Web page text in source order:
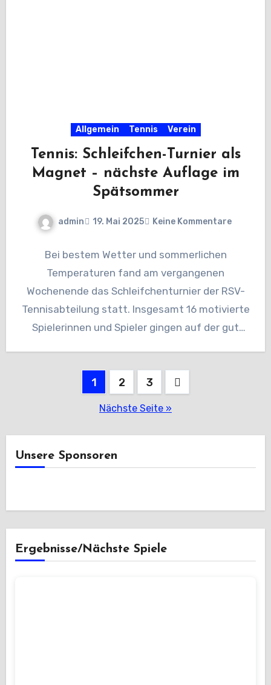
Allgemein Tennis Verein
Tennis: Schleifchen-Turnier als
Magnet – nächste Auflage im
Spätsommer
admin 19. Mai 2025 Keine Kommentare
Bei bestem Wetter und sommerlichen
Temperaturen fand am vergangenen
Wochenende das Schleifchenturnier der RSV-
Tennisabteilung statt. Insgesamt 16 motivierte
Spielerinnen und Spieler gingen auf der gut
Seitennummerierung
Beiträge
1 2 3
Nächste Seite »
Unsere Sponsoren
Ergebnisse/Nächste Spiele